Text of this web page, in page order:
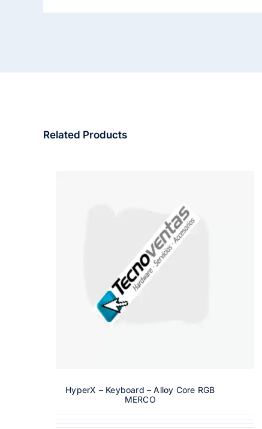
Related Products
HyperX – Keyboard – Alloy Core RGB
MERCO